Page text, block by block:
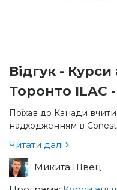
Відгук - Курси
Торонто ILAC
Поїхав до Канади
надходженням в
Читати далі
Микита Швец